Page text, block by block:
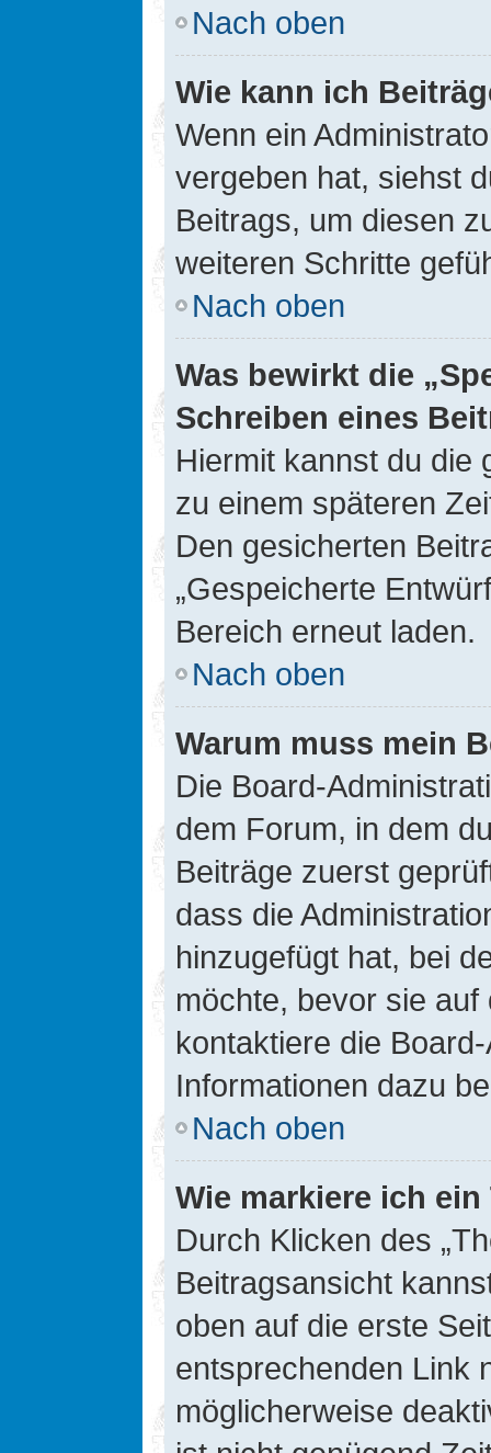
Nach oben
Wie kann ich
Wenn ein
vergeben hat, siehst
Beitrags, um diesen
weiteren Schritte
Nach oben
Was bewirkt die
Schreiben eines
Hiermit kannst du die
zu einem späteren
Den gesicherten
„Gespeicherte
Bereich erneut laden.
Nach oben
Warum muss mein
Die Board-
dem Forum, in dem
Beiträge zuerst
dass die
hinzugefügt hat, bei
möchte, bevor sie
kontaktiere die
Informationen dazu
Nach oben
Wie markiere ich
Durch Klicken des
Beitragsansicht
oben auf die erste
entsprechenden Link
möglicherweise